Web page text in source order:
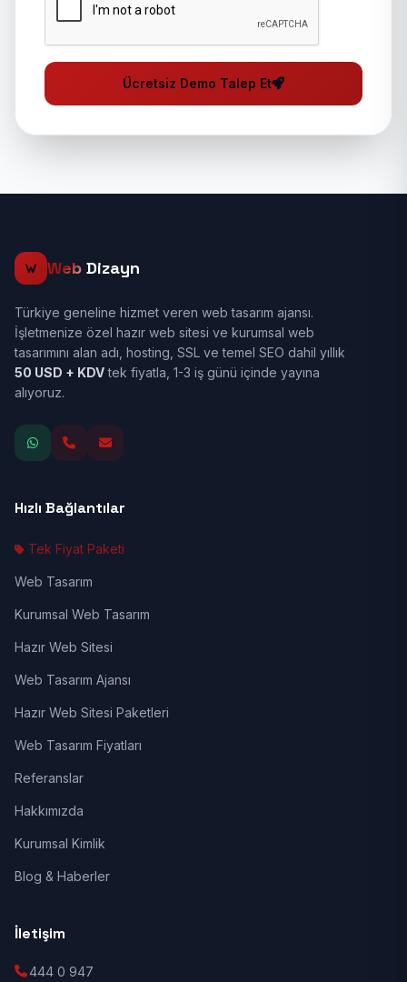
Ücretsiz Demo Talep Et
Web Dizayn
Türkiye geneline hizmet veren web tasarım ajansı.
İşletmenize özel hazır web sitesi ve kurumsal web
tasarımını alan adı, hosting, SSL ve temel SEO dahil yıllık
50 USD + KDVtek fiyatla, 1-3 iş günü içinde yayına
alıyoruz.
Hızlı Bağlantılar
Tek Fiyat Paketi
Web Tasarım
Kurumsal Web Tasarım
Hazır Web Sitesi
Web Tasarım Ajansı
Hazır Web Sitesi Paketleri
Web Tasarım Fiyatları
Referanslar
Hakkımızda
Kurumsal Kimlik
Blog & Haberler
İletişim
444 0 947